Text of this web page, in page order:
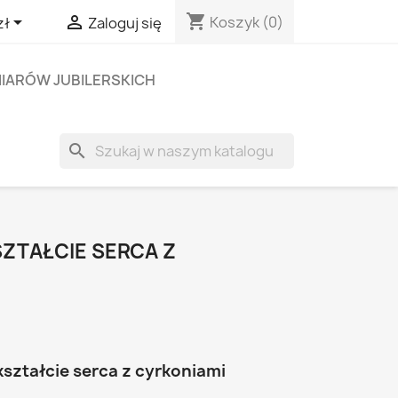
  Zaloguj się shopping_cart Koszyk (0)
JUBILERSKICH
search
SERCA Z
serca z cyrkoniami